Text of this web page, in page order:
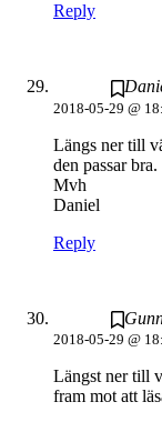
Reply
2018-05-29 @
Längs ner till
den passar bra.
Mvh
Daniel
Reply
2018-05-29 @
Längst ner till
fram mot att